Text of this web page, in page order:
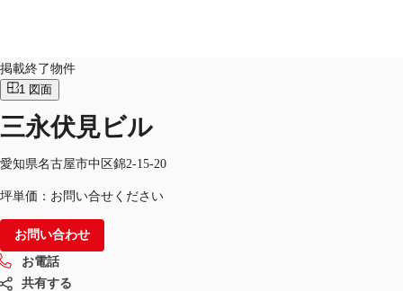
オフィス・事務所
倉庫・物流センター
地図検索
記事
仲介会社様はこちらへ
JP
お電話 お問合せ
掲載終了物件
1 図面
三永伏見ビル
愛知県名古屋市中区錦2-15-20
坪単価：お問い合せください
お問い合わせ
お電話
共有する